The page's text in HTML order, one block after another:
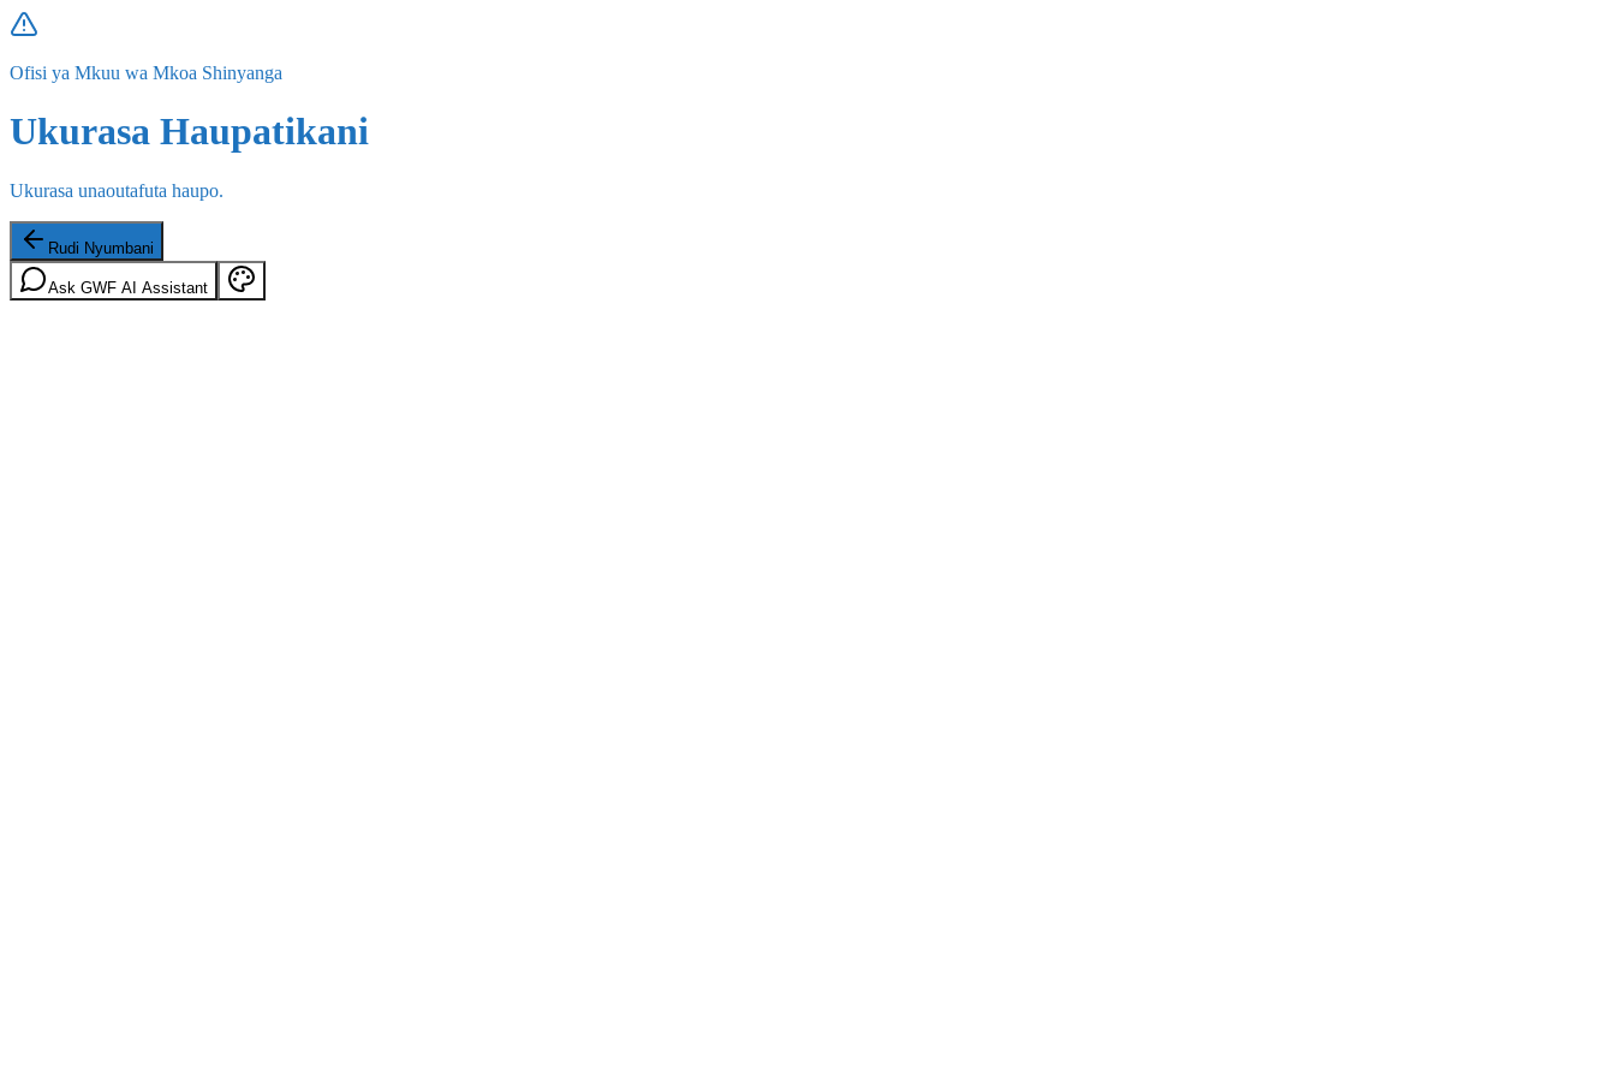
Ofisi ya Mkuu wa Mkoa Shinyanga
Ukurasa Haupatikani
Ukurasa unaoutafuta haupo.
Rudi Nyumbani
Ask GWF AI Assistant